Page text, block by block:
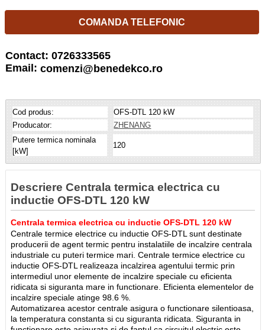
COMANDA TELEFONIC
Contact: 0726333565
Email: comenzi@benedekco.ro
Cod produs:
OFS-DTL 120 kW
Producator:
ZHENANG
Putere termica nominala
[kW]
120
Descriere Centrala termica electrica cu
inductie OFS-DTL 120 kW
Centrala termica electrica cu inductie OFS-DTL 120 kW
Centrale termice electrice cu inductie OFS-DTL sunt destinate
producerii de agent termic pentru instalatiile de incalzire centrala
industriale cu puteri termice mari. Centrale termice electrice cu
inductie OFS-DTL realizeaza incalzirea agentului termic prin
intermediul unor elemente de incalzire speciale cu eficienta
ridicata si siguranta mare in functionare. Eficienta elementelor de
incalzire speciale atinge 98.6 %.
Automatizarea acestor centrale asigura o functionare silentioasa,
la temperatura constanta si cu siguranta ridicata. Siguranta in